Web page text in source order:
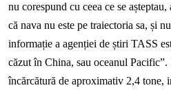
nu corespund cu ceea ce se
că nava nu este pe traiectoria sa, și
informație a agenției de știri TASS
căzut în China, sau oceanul
încărcătură de aproximativ 2,4 tone,